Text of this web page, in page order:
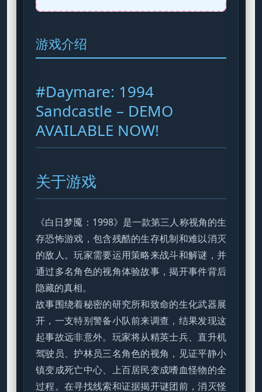
游戏介绍
#Daymare: 1994
Sandcastle – DEMO
AVAILABLE NOW!
关于游戏
《白日梦魇：1998》是一款第三人称视角的生
存恐怖游戏，包含残酷的生存机制和难以消灭
的敌人。玩家需要运用策略来战斗和解谜，并
通过多名角色的视角体验故事，揭开事件背后
隐藏的真相。
故事围绕着秘密的研究所和致命的生化武器展
开，一支特别警备小队前来调查，结果发现这
起事故远非意外。玩家将从精英士兵、直升机
驾驶员、护林员三名角色的视角，见证平静小
镇变成死亡中心、上百居民变成嗜血怪物的全
过程。在寻找线索和证据揭开谜团前，消灭怪